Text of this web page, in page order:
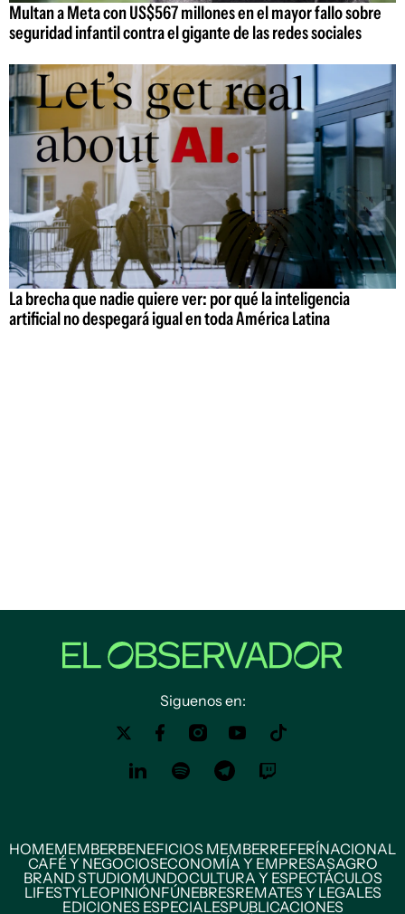
Multan a Meta con US$567 millones en el mayor fallo sobre
seguridad infantil contra el gigante de las redes sociales
La brecha que nadie quiere ver: por qué la inteligencia
artificial no despegará igual en toda América Latina
Siguenos en:
HOMEMEMBERBENEFICIOS MEMBERREFERÍNACIONAL
CAFÉ Y NEGOCIOSECONOMÍA Y EMPRESASAGRO
BRAND STUDIOMUNDOCULTURA Y ESPECTÁCULOS
LIFESTYLEOPINIÓNFÚNEBRESREMATES Y LEGALES
EDICIONES ESPECIALESPUBLICACIONES